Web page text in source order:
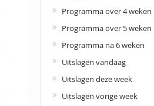
Programma over 4 weken
Programma over 5 weken
Programma na 6 weken
Uitslagen vandaag
Uitslagen deze week
Uitslagen vorige week